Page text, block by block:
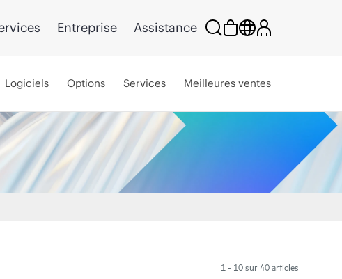
Entreprise Assistance
Logiciels Options Services Meilleures ventes
1 - 10 sur 40 articles